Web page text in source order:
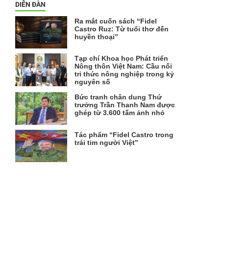
DIỄN ĐÀN
Ra mắt cuốn sách “Fidel
Castro Ruz: Từ tuổi thơ đến
huyền thoại”
Tạp chí Khoa học Phát triển
Nông thôn Việt Nam: Cầu nối
tri thức nông nghiệp trong kỷ
nguyên số
Bức tranh chân dung Thứ
trưởng Trần Thanh Nam được
ghép từ 3.600 tấm ảnh nhỏ
Tác phẩm “Fidel Castro trong
trái tim người Việt”